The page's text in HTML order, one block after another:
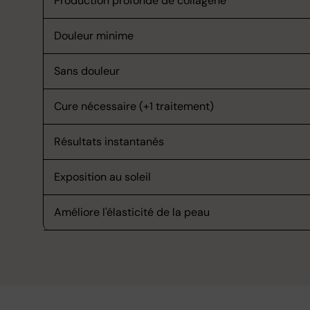
Douleur minime
Sans douleur
Cure nécessaire (+1 traitement)
Résultats instantanés
Exposition au soleil
Améliore l'élasticité de la peau